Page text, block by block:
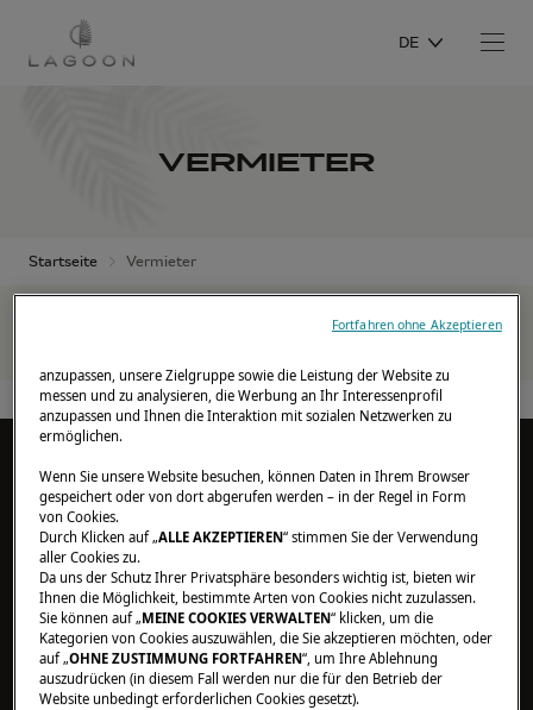
DE
VERMIETER
Startseite Vermieter
DREAM STORIES
Erfahrungsberichte von Eignern
Leben an bord
Neuigkeiten
ENTDECKEN LAGOON
DNA
Institutionelle partner
anzupassen, unsere Zielgruppe sowie die Leistung der Website zu
messen und zu analysieren, die Werbung an Ihr Interessenprofil
anzupassen und Ihnen die Interaktion mit sozialen Netzwerken zu
ermöglichen.
Wenn Sie unsere Website besuchen, können Daten in Ihrem Browser
gespeichert oder von dort abgerufen werden – in der Regel in Form
von Cookies.
Durch Klicken auf „ALLE AKZEPTIEREN“ stimmen Sie der Verwendung
aller Cookies zu.
Da uns der Schutz Ihrer Privatsphäre besonders wichtig ist, bieten wir
Ihnen die Möglichkeit, bestimmte Arten von Cookies nicht zuzulassen.
Sie können auf „MEINE COOKIES VERWALTEN“ klicken, um die
Kategorien von Cookies auszuwählen, die Sie akzeptieren möchten, oder
auf „OHNE ZUSTIMMUNG FORTFAHREN“, um Ihre Ablehnung
auszudrücken (in diesem Fall werden nur die für den Betrieb der
Website unbedingt erforderlichen Cookies gesetzt).
Fortfahren ohne Akzeptieren